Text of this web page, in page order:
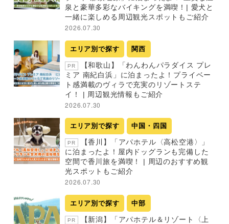
泉と豪華多彩なバイキングを満喫！| 愛犬と
一緒に楽しめる周辺観光スポットもご紹介
2026.07.30
エリア別で探す 関西
PR
【和歌山】「わんわんパラダイス プレ
ミア 南紀白浜」に泊まったよ！プライベー
ト感満載のヴィラで充実のリゾートステ
イ！ | 周辺観光情報もご紹介
2026.07.30
エリア別で探す 中国・四国
PR
【香川】「アパホテル〈高松空港〉」
に泊まったよ！屋内ドッグランも完備した
空間で香川旅を満喫！ | 周辺のおすすめ観
光スポットもご紹介
2026.07.30
エリア別で探す 中部
PR
【新潟】「アパホテル＆リゾート〈上